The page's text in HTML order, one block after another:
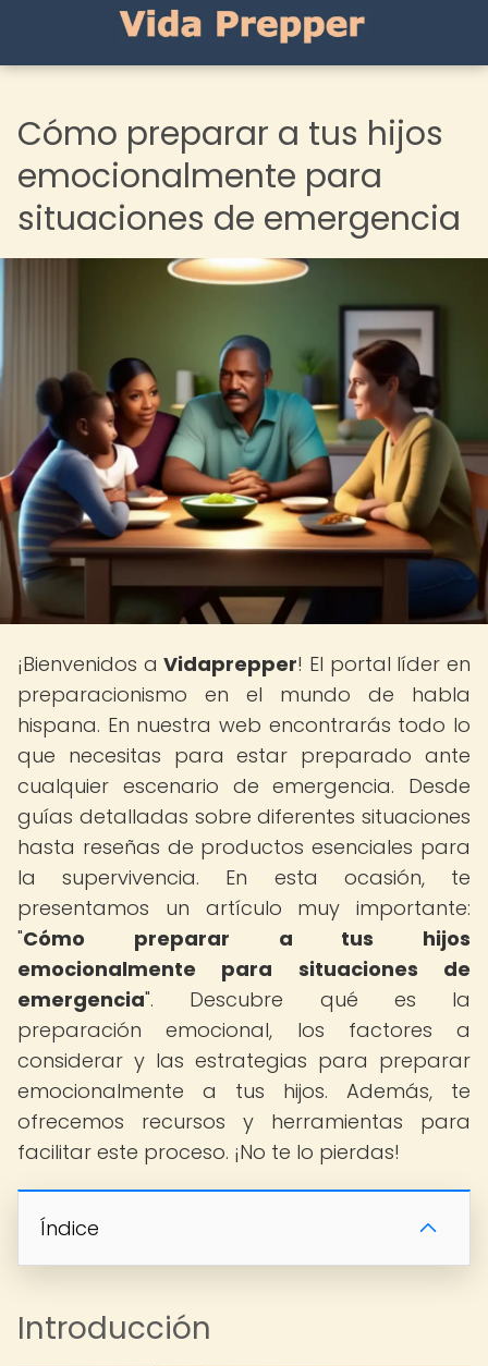
Cómo preparar a tus hijos
emocionalmente para
situaciones de emergencia
¡Bienvenidos aVidaprepper! El portal líder en
preparacionismo en el mundo de habla
hispana. En nuestra web encontrarás todo lo
que necesitas para estar preparado ante
cualquier escenario de emergencia. Desde
guías detalladas sobre diferentes situaciones
hasta reseñas de productos esenciales para
la supervivencia. En esta ocasión, te
presentamos un artículo muy importante:
"Cómo preparar a tus hijos
emocionalmente para situaciones de
emergencia". Descubre qué es la
preparación emocional, los factores a
considerar y las estrategias para preparar
emocionalmente a tus hijos. Además, te
ofrecemos recursos y herramientas para
facilitar este proceso. ¡No te lo pierdas!
Índice
Introducción